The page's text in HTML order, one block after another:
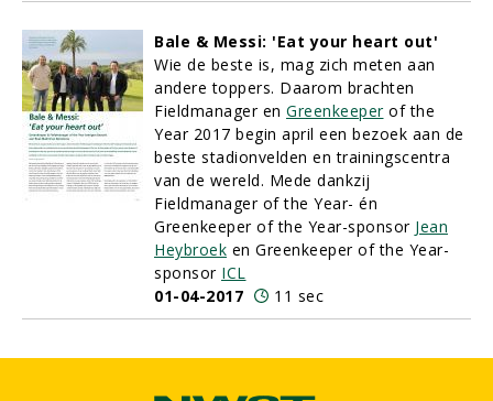
Bale & Messi: 'Eat your heart out'
Wie de beste is, mag zich meten aan
andere toppers. Daarom brachten
Fieldmanager en Greenkeeperof the
Year 2017 begin april een bezoek aan de
beste stadionvelden en trainingscentra
van de wereld. Mede dankzij
Fieldmanager of the Year- én
Greenkeeper of the Year-sponsor Jean
Heybroek en Greenkeeper of the Year-
sponsor ICL
01-04-2017
11 sec